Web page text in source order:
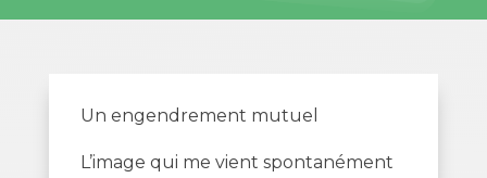
Un engendrement mutuel
L’image qui me vient spontanément